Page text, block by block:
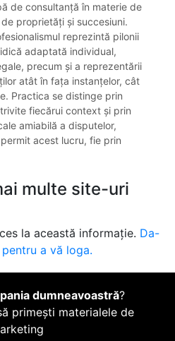
de consultanță în materie de
proprietăți și succesiuni.
reprezintă pilonii
adaptată individual,
precum și a reprezentării
atât în fața instanțelor, cât
Practica se distinge prin
fiecărui context și prin
amiabilă a disputelor,
acest lucru, fie prin
multe site-uri
la această informație. Da-
a vă loga.
dumneavoastră?
primești materialele de